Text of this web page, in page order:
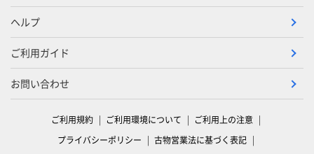
ヘルプ
ご利用ガイド
お問い合わせ
ご利用規約 ご利用環境について
ご利用上の注意
プライバシーポリシー
古物営業法に基づく表記